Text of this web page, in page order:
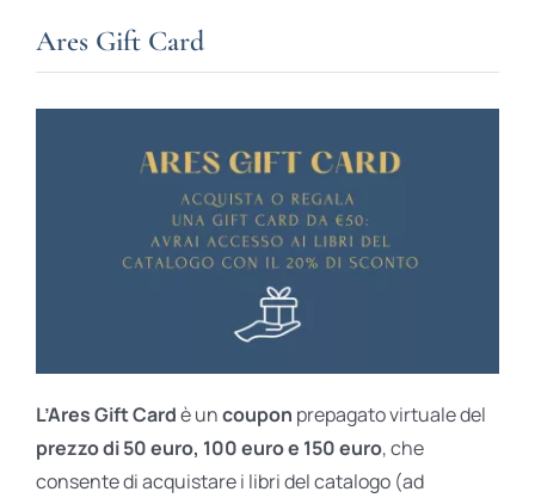
Ares Gift Card
L’Ares Gift Cardè uncoupon prepagato virtuale del
prezzo di 50 euro, 100 euro e 150 euro, che
consente di acquistare i libri del catalogo (ad